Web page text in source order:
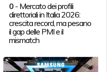
0 - Mercato dei profili
direttoriali in Italia 2026:
crescita record, ma pesano
il gap delle PMI e il
mismatch